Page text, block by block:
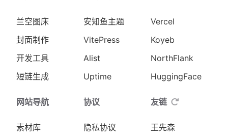
常用项目
兰空图床
封面制作
我的推荐
安知鱼主题
VitePress
PaaS 平台
Vercel
Koyeb